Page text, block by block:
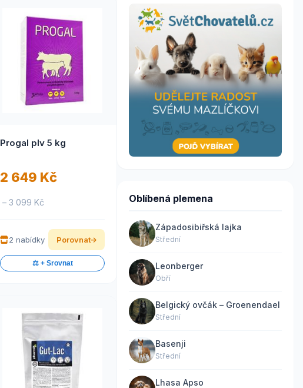
Progal plv 5 kg
2 649 Kč
– 3 099 Kč
2 nabídky Porovnat
⚖️ + Srovnat
Oblíbená plemena
Západosibiřská lajka
Střední
Leonberger
Obří
Belgický ovčák – Groenendael
Střední
Basenji
Střední
Lhasa Apso